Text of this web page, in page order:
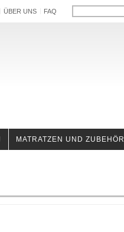
ÜBER UNS FAQ
MATRATZEN UND ZUBEHÖR